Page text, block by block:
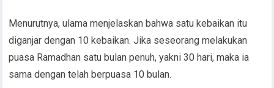
Menurutnya, ulama menjelaskan bahwa satu kebaikan itu
diganjar dengan 10 kebaikan. Jika seseorang melakukan
puasa Ramadhan satu bulan penuh, yakni 30 hari, maka ia
sama dengan telah berpuasa 10 bulan.